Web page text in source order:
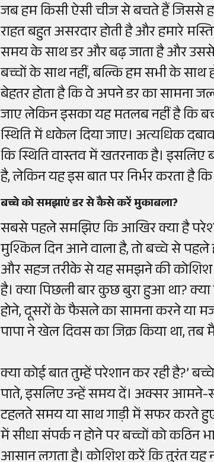
जब हम किसी ऐसी चीज से बचते हैं जिससे
राहत बहुत असरदार होती है और हमारे
समय के साथ डर और बढ़ जाता है और उससे
बच्चों के साथ नहीं, बल्कि हम सभी के साथ
बेहतर होता है कि वे अपने डर का
जाए लेकिन इसका यह मतलब नहीं है कि
स्थिति में धकेल दिया जाए। अत्यधिक
कि स्थिति वास्तव में खतरनाक है।
है, लेकिन यह इस बात पर निर्भर करता है
बच्चे को समझाएं डर से कैसे करें मुकाबला?
सबसे पहले समझिए कि आखिर क्या है
मुश्किल दिन आने वाला है, तो बच्चे से पहले
और सहज तरीके से यह समझने की कोशिश
है। क्या पिछली बार कुछ बुरा हुआ था?
होने, दूसरों के फैसले का सामना करने या
पापा ने खेल दिवस का जिक्र किया था,
क्या कोई बात तुम्हें परेशान कर रही है?’
पाते, इसलिए उन्हें समय दें। अक्सर
टहलते समय या साथ गाड़ी में सफर करते
में सीधा संपर्क न होने पर बच्चों को